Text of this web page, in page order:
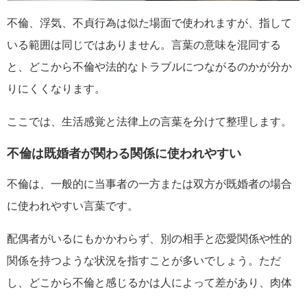
不倫、浮気、不貞行為は似た場面で使われますが、指して
いる範囲は同じではありません。言葉の意味を混同する
と、どこから不倫や法的なトラブルにつながるのかが分か
りにくくなります。
ここでは、生活感覚と法律上の言葉を分けて整理します。
不倫は既婚者が関わる関係に使われやすい
不倫は、一般的に当事者の一方または双方が既婚者の場合
に使われやすい言葉です。
配偶者がいるにもかかわらず、別の相手と恋愛関係や性的
関係を持つような状況を指すことが多いでしょう。ただ
し、どこから不倫と感じるかは人によって差があり、肉体